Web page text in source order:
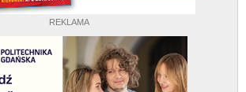
REKLAMA